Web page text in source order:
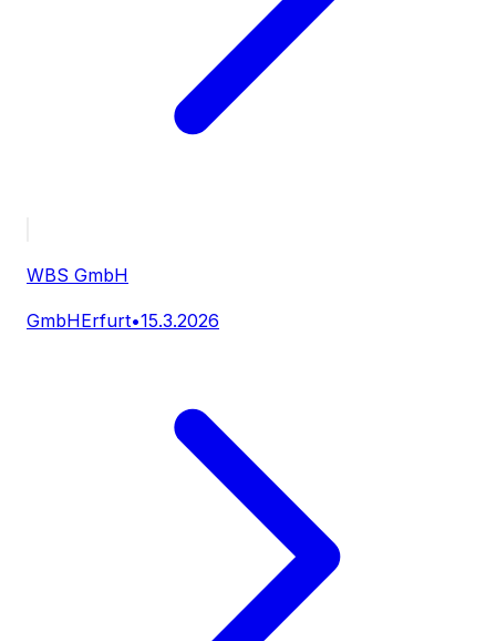
WBS GmbH
GmbHErfurt•15.3.2026